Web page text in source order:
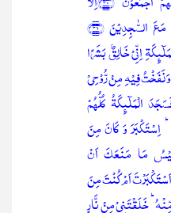
السّٰجِدِیۡنَ ﴿۳۱﴾
اِنِّیۡ خَالِقٌۢ بَشَرًا
وَ نَفَخۡتُ فِیۡہِ مِنۡ رُّوۡحِیۡ
لَہٗ سٰجِدِیۡنَ ﴿۷۲﴾فَسَجَدَ الۡمَلٰٓئِکَۃُ کُلُّہُمۡ
اِسۡتَکۡبَرَ وَ کَانَ مِنَ
یٰۤاِبۡلِیۡسُ مَا مَنَعَکَ اَنۡ
اَمۡ کُنۡتَ مِنَ
خَیۡرٌ مِّنۡہُ ؕ خَلَقۡتَنِیۡ مِنۡ نَّارٍ